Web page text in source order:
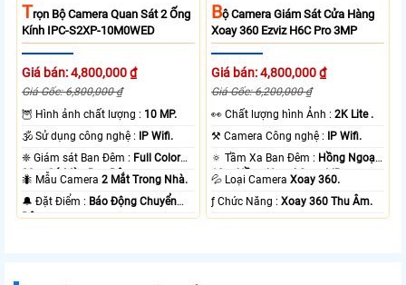
TRọn Bộ Camera Quan Sát 2 Ống
Kính IPC-S2XP-10M0WED
Giá bán: 4,800,000 ₫
Giá Gốc: 6,800,000 ₫
🦉 Hình ảnh chất lượng : 10 MP.
🕉️ Sử dụng công nghệ :
IP Wifi.
❈ Giám sát Ban Đêm : Full Color
20m Có Màu Ban Ðêm.
🐜 Mẫu Camera2 Mắt Trong Nhà.
️🔔 Đặt Điểm : Báo Động Chuyển
Động.
BỘ Camera Giám Sát Cửa Hàng
Xoay 360 Ezviz H6C Pro 3MP
Giá bán: 4,800,000 ₫
Giá Gốc: 6,200,000 ₫
️👀 Chất lượng hình Ảnh :2K Lite .
⚒ Camera Công nghệ :
IP Wifi.
🔅 Tầm Xa Ban Đêm : Hồng Ngoại
10m Hồng Ngoại Smart IR.
💦 Loại CameraXoay 360.
️ƒ Chức Năng :Xoay 360 Thu Âm.